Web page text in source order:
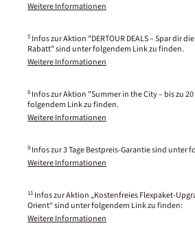
Weitere Informationen
5 Infos zur Aktion "DERTOUR DEALS – Spar dir
Rabatt" sind unter folgendem Link zu finden.
Weitere Informationen
6 Infos zur Aktion "Summer in the City – bis zu
folgendem Link zu finden.
Weitere Informationen
9 Infos zur 3 Tage Bestpreis-Garantie sind unter
Weitere Informationen
11 Infos zur Aktion „Kostenfreies Flexpaket-
Orient“ sind unter folgendem Link zu finden:
Weitere Informationen